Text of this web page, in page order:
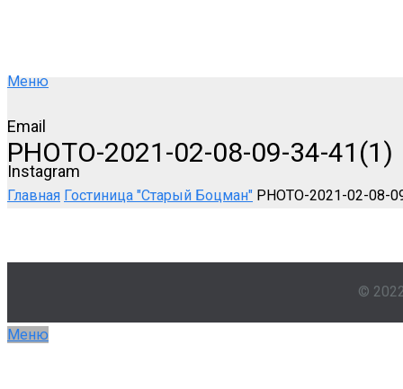
Меню
Email
Instagram
PHOTO-2021-02-08-09-34-41(1)
Главная Гостиница "Старый Боцман" PHOTO-2021-02-08-
©
Меню